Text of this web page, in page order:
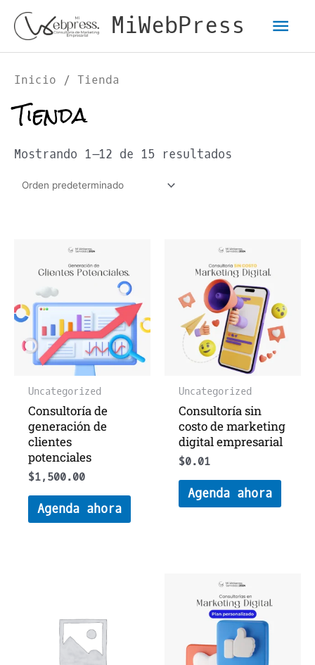
contenido
MiWebPress
Inicio / Tienda
Tienda
Mostrando 1–12 de 15 resultados
Uncategorized
Consultoría de
generación de
clientes
potenciales
$1,500.00
Agenda ahora
Uncategorized
Consultoría sin
costo de marketing
digital empresarial
$0.01
Agenda ahora